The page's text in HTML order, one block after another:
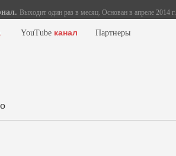
Выходит один раз в месяц. Основан в апреле 2014 г.
YouTube канал Партнеры